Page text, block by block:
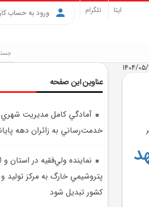
ورود به حساب ایتا تلگرام
عناوین این صفحه
آمادگي کامل مديريت
خدمت‌رساني به زائران دهه
نماينده ولي‌فقيه در استان
پتروشيمي خارگ به مرکز
کشور تبديل شود